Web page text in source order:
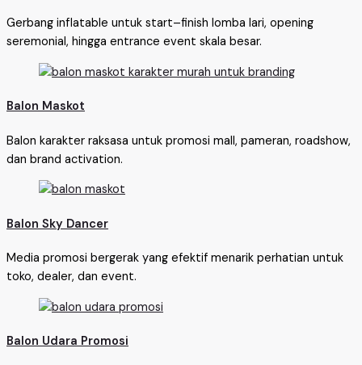
Gerbang inflatable untuk start–finish lomba lari, opening
seremonial, hingga entrance event skala besar.
Balon Maskot
Balon karakter raksasa untuk promosi mall, pameran, roadshow,
dan brand activation.
Balon Sky Dancer
Media promosi bergerak yang efektif menarik perhatian untuk
toko, dealer, dan event.
Balon Udara Promosi